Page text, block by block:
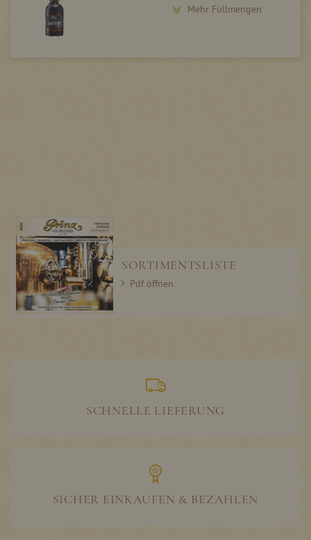
Mehr Füllmengen
SORTIMENTSLISTE
Pdf öffnen
SCHNELLE LIEFERUNG
SICHER EINKAUFEN & BEZAHLEN